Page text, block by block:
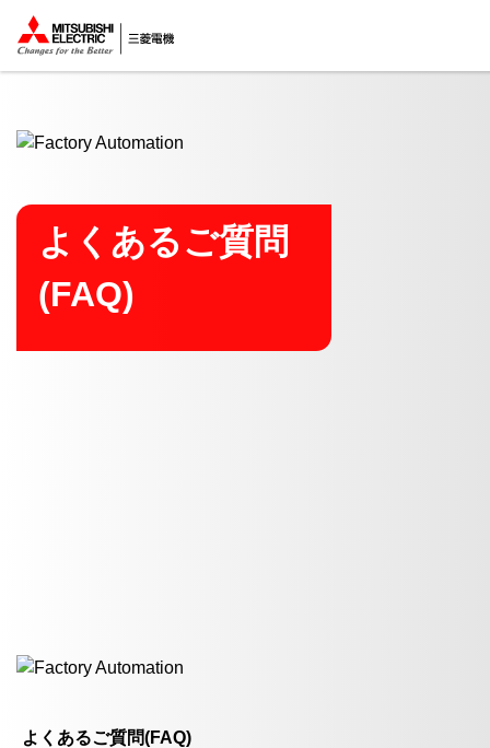
ここから本文
よくあるご質問
(FAQ)
よくあるご質問(FAQ)